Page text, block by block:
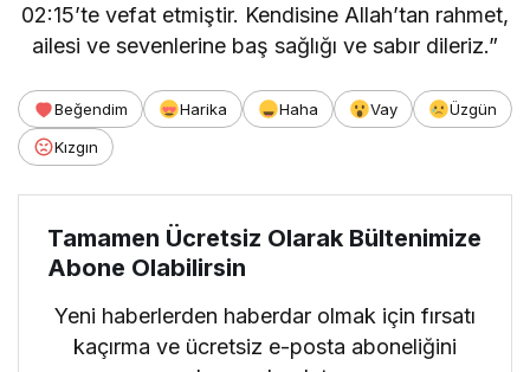
02:15’te vefat etmiştir. Kendisine Allah’tan rahmet,
ailesi ve sevenlerine baş sağlığı ve sabır dileriz.”
Beğendim Harika Haha Vay
Üzgün
Kızgın
Tamamen Ücretsiz Olarak Bültenimize
Abone Olabilirsin
Yeni haberlerden haberdar olmak için fırsatı
kaçırma ve ücretsiz e-posta aboneliğini